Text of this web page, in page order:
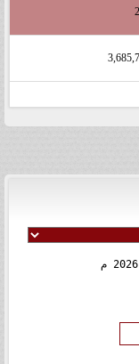
2026 م